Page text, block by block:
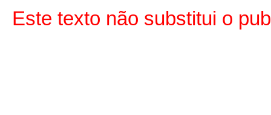
Este texto não substitui o